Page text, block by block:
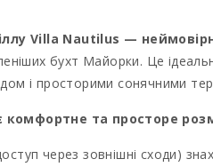
Villa Nautilus —
бухт Майорки. Це
і просторими сонячними
комфортне та просторе
через зовнішні сходи)